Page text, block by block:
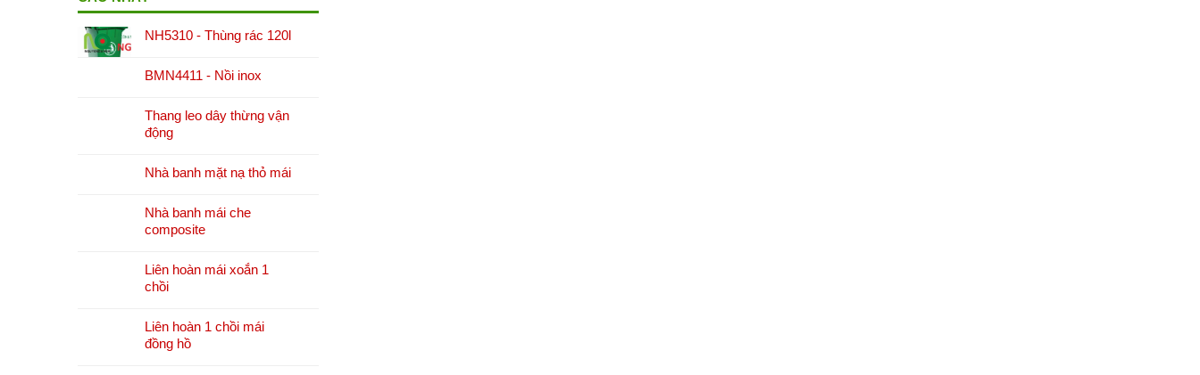
NH5310 - Thùng rác 120l
BMN4411 - Nồi inox
Thang leo dây thừng vận
động
Nhà banh mặt nạ thỏ mái
Nhà banh mái che
composite
Liên hoàn mái xoắn 1
chồi
Liên hoàn 1 chồi mái
đồng hồ